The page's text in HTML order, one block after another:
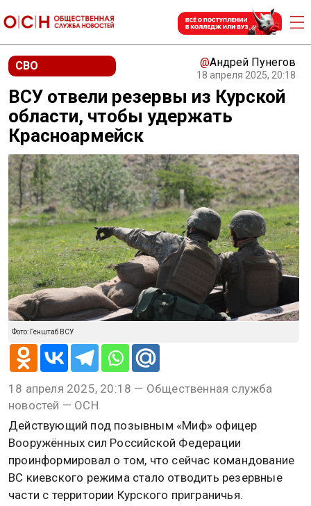
СВО @Андрей Пунегов
18 апреля 2025, 20:18
ВСУ отвели резервы из Курской
области, чтобы удержать
Красноармейск
Фото: Генштаб ВСУ
18 апреля 2025, 20:18 — Общественная служба
новостей — ОСН
Действующий под позывным «Миф» офицер
Вооружённых сил Российской Федерации
проинформировал о том, что сейчас командование
ВС киевского режима стало отводить резервные
части с территории Курского приграничья.